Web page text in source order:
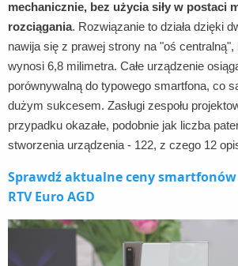
mechanicznie, bez użycia siły w postaci
rozciągania. Rozwiązanie to działa dzięki
nawija się z prawej strony na "oś
wynosi 6,8 milimetra. Całe urządzenie
porównywalną do typowego smartfona, co
dużym sukcesem. Zasługi zespołu
przypadku okazałe, podobnie jak liczba
stworzenia urządzenia - 122, z czego 12
Sprawdź aktualne ceny smartfonów
RTV Euro AGD